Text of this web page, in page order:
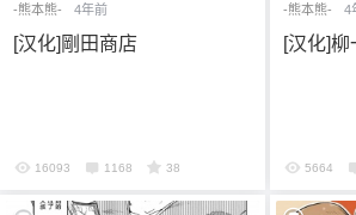
-熊本熊- 4年前
[汉化]剛田商店
16093 1168 38
-熊本熊- 4
[汉化]柳
5664